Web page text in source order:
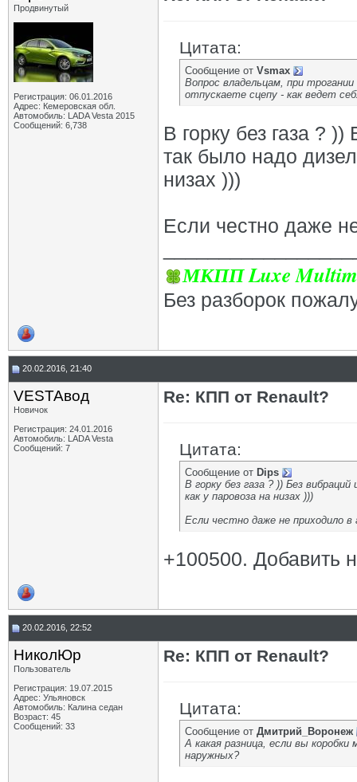
Продвинутый
Регистрация: 06.01.2016
Адрес: Кемеровская обл.
Автомобиль: LADA Vesta 2015
Сообщений: 6,738
Цитата:
Сообщение от Vsmax
Вопрос владельцам, при
отпускаете сцепу - как ведет
В горку без газа ?
так было надо
низах )))
Если честно даже
МКПП Luxe
Без разборок
20.02.2016, 21:40
VESTAвод
Новичок
Регистрация: 24.01.2016
Автомобиль: LADA Vesta
Сообщений: 7
Re: КПП от Renault?
Цитата:
Сообщение от Dips
В горку без газа ? )) Без
как у паровоза на низах )))
Если честно даже не приходило в
+100500. Добавить
20.02.2016, 22:52
НиколЮр
Пользователь
Регистрация: 19.07.2015
Адрес: Ульяновск
Автомобиль: Калина седан
Возраст: 45
Сообщений: 33
Re: КПП от Renault?
Цитата:
Сообщение от Дмитрий_Воронеж
А какая разница, если вы
наружных?